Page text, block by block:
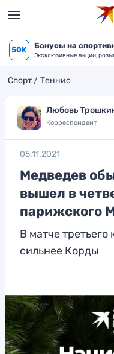
50K Бонусы на
Эксклюзивные акции,
Спорт Теннис
Любовь
Корреспондент
05.11.2021
Медведев
вышел в
парижского
В матче третьего
сильнее Корды